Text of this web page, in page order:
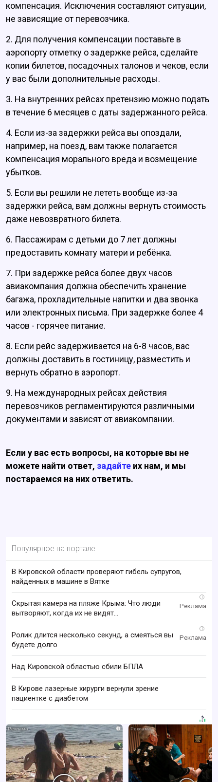
компенсация. Исключения составляют ситуации,
не зависящие от перевозчика.
2. Для получения компенсации поставьте в
аэропорту отметку о задержке рейса, сделайте
копии билетов, посадочных талонов и чеков, если
у вас были дополнительные расходы.
3. На внутренних рейсах претензию можно подать
в течение 6 месяцев с даты задержанного рейса.
4. Если из-за задержки рейса вы опоздали,
например, на поезд, вам также полагается
компенсация морального вреда и возмещение
убытков.
5. Если вы решили не лететь вообще из-за
задержки рейса, вам должны вернуть стоимость
даже невозвратного билета.
6. Пассажирам с детьми до 7 лет должны
предоставить комнату матери и ребёнка.
7. При задержке рейса более двух часов
авиакомпания должна обеспечить хранение
багажа, прохладительные напитки и два звонка
или электронных письма. При задержке более 4
часов - горячее питание.
8. Если рейс задерживается на 6-8 часов, вас
должны доставить в гостиницу, разместить и
вернуть обратно в аэропорт.
9. На международных рейсах действия
перевозчиков регламентируются различными
документами и зависят от авиакомпании.
Если у вас есть вопросы, на которые вы не
можете найти ответ, задайте их нам, и мы
постараемся на них ответить.
Популярное на портале
В Кировской области проверяют гибель супругов,
найденных в машине в Вятке
i
Скрытая камера на пляже Крыма: Что люди
вытворяют, когда их не видят...
i
Ролик длится несколько секунд, а смеяться вы
будете долго
Над Кировской областью сбили БПЛА
В Кирове лазерные хирурги вернули зрение
пациентке с диабетом
i